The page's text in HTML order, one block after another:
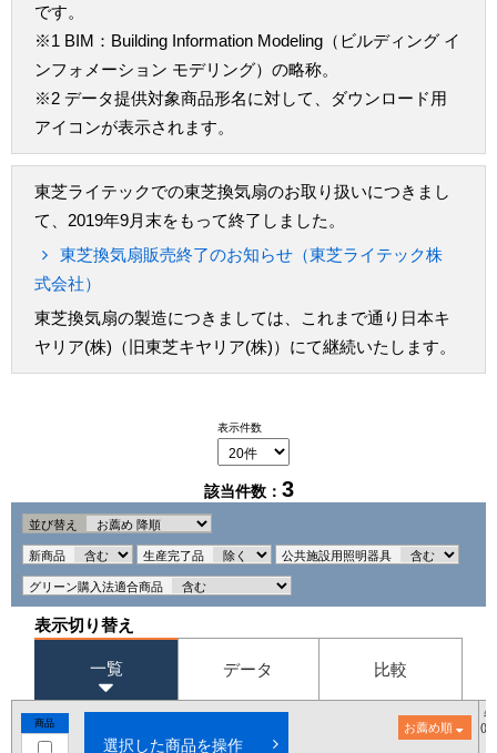
です。
※1 BIM：Building Information Modeling（ビルディング イ
ンフォメーション モデリング）の略称。
※2 データ提供対象商品形名に対して、ダウンロード用
アイコンが表示されます。
東芝ライテックでの東芝換気扇のお取り扱いにつきまし
て、2019年9月末をもって終了しました。
東芝換気扇販売終了のお知らせ（東芝ライテック株
式会社）
東芝換気扇の製造につきましては、これまで通り日本キ
ヤリア(株)（旧東芝キヤリア(株)）にて継続いたします。
表示件数
該当件数： 3
並び替え
新商品 生産完了品 公共施設用照明器具
グリーン購入法適合商品
表示切り替え
一覧 データ 比較
商品
選択した商品を操作
お薦め順
希
()